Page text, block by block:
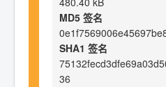
MD5 签名
SHA1 签名
36